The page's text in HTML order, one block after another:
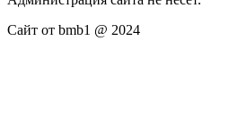
Сайт от bmb1 @ 2024